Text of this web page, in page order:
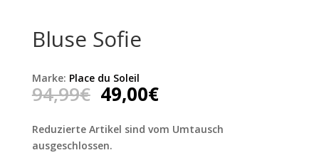
Bluse Sofie
Marke: Place du Soleil
94,99€ Ursprünglicher
Preis
war:
94,99€
49,00€Aktueller
Preis
ist:
Reduzierte Artikel sind vom Umtausch
ausgeschlossen.